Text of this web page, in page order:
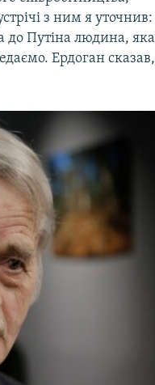
з ним я уточнив:
до Путіна людина, яка
Ердоган сказав,